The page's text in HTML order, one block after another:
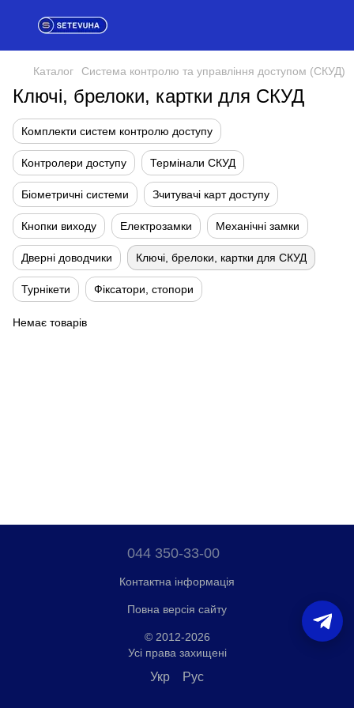
Каталог Система контролю та управління доступом (СКУД)
Ключі, брелоки, картки для СКУД
Комплекти систем контролю доступу
Контролери доступу Термінали СКУД
Біометричні системи Зчитувачі карт доступу
Кнопки виходу Електрозамки Механічні замки
Дверні доводчики Ключі, брелоки, картки для СКУД
Турнікети Фіксатори, стопори
Немає товарів
044 350-33-00
Контактна інформація
Повна версія сайту
© 2012-2026
Усі права захищені
Укр Рус